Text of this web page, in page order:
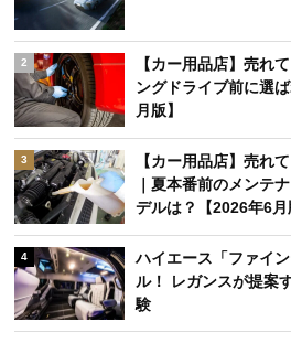
2
【カー用品店】売れ
ングドライブ前に選
月版】
3
【カー用品店】売れ
｜夏本番前のメンテ
デルは？【2026年6月
4
ハイエース「ファイ
ル！ レガンスが提案
験